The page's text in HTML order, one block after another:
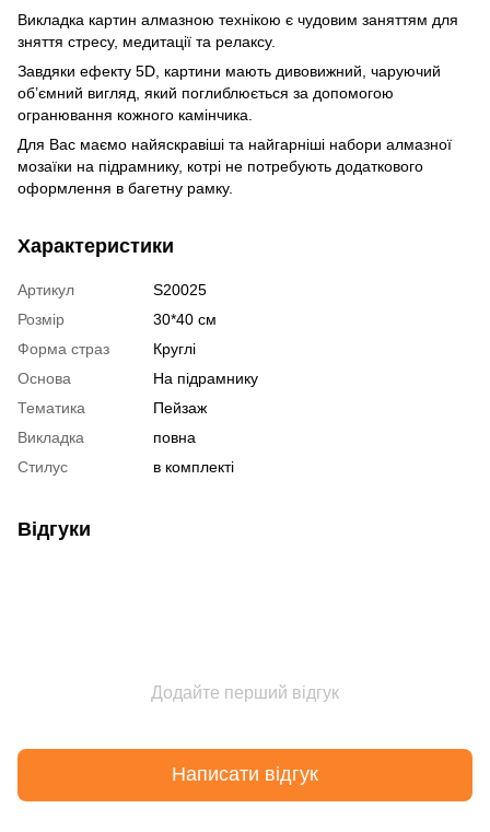
Викладка картин алмазною технікою є чудовим заняттям для
зняття стресу, медитації та релаксу.
Завдяки ефекту 5D, картини мають дивовижний, чаруючий
об’ємний вигляд, який поглиблюється за допомогою
огранювання кожного камінчика.
Для Вас маємо найяскравіші та найгарніші набори алмазної
мозаїки на підрамнику, котрі не потребують додаткового
оформлення в багетну рамку.
Характеристики
Артикул
S20025
Розмір
30*40 см
Форма страз
Круглі
Основа
На підрамнику
Тематика
Пейзаж
Викладка
повна
Стилус
в комплекті
Відгуки
Додайте перший відгук
Написати відгук